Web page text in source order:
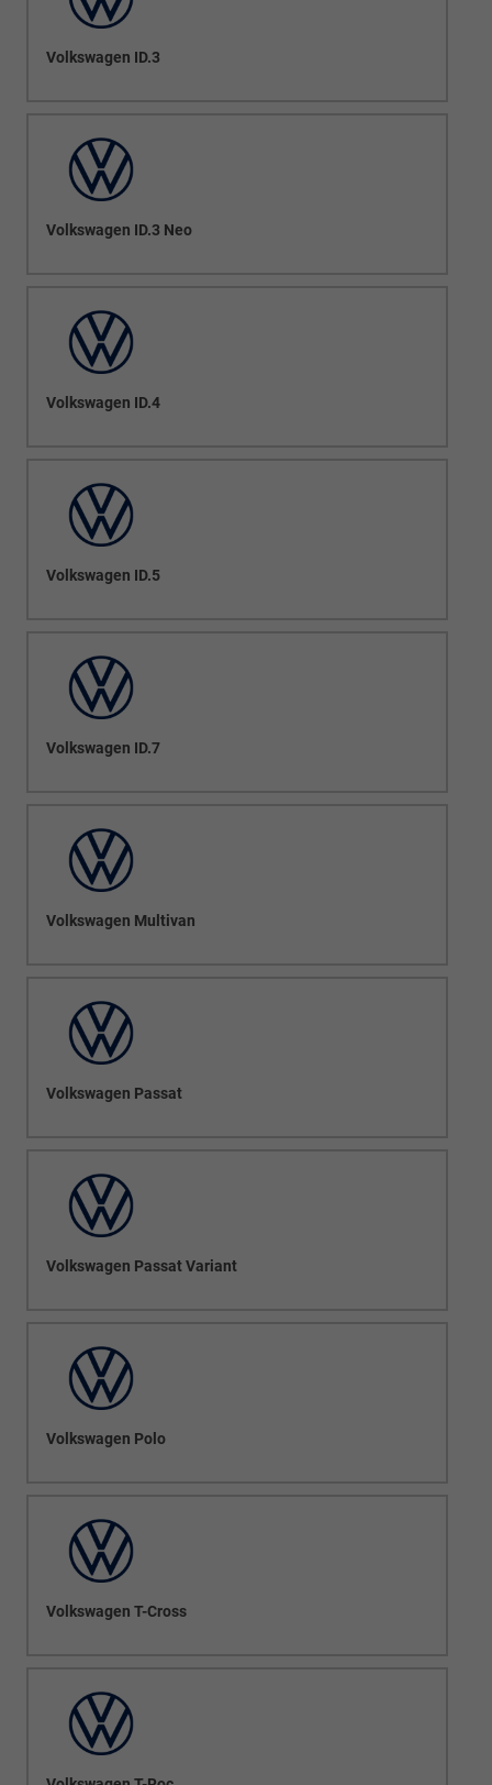
Volkswagen ID.3
Volkswagen ID.3 Neo
Volkswagen ID.4
Volkswagen ID.5
Volkswagen ID.7
Volkswagen Multivan
Volkswagen Passat
Volkswagen Passat Variant
Volkswagen Polo
Volkswagen T-Cross